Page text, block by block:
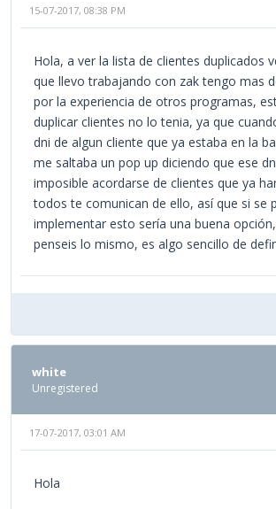
15-07-2017, 08:38 PM
Hola, a ver la lista de clientes duplicados
que llevo trabajando con zak tengo mas
por la experiencia de otros programas,
duplicar clientes no lo tenia, ya que
dni de algun cliente que ya estaba en la
me saltaba un pop up diciendo que ese
imposible acordarse de clientes que ya
todos te comunican de ello, así que si se
implementar esto sería una buena
penseis lo mismo, es algo sencillo de
white
Unregistered
17-07-2017, 03:01 AM
Hola